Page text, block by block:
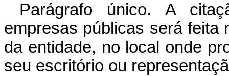
Parágrafo único. A
empresas públicas será feita
da entidade, no local onde
seu escritório ou